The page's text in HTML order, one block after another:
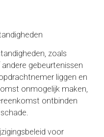
zoals
gebeurtenissen
liggen en
onmogelijk maken,
ontbinden
voor